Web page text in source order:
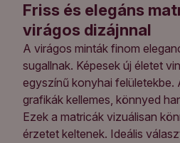
Friss és elegáns
virágos dizájnnal
A virágos minták finom
sugallnak. Képesek új életet
egyszínű konyhai felületekbe.
grafikák kellemes, könnyed
Ezek a matricák vizuálisan
érzetet keltenek. Ideális